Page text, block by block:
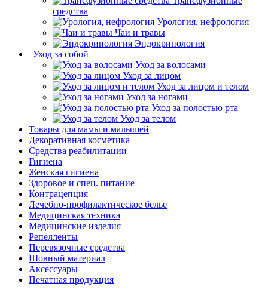
средства
Урология, нефрология
Чаи и травы
Эндокринология
Уход за собой
Уход за волосами
Уход за лицом
Уход за лицом и телом
Уход за ногами
Уход за полостью рта
Уход за телом
Товары для мамы и малышей
Декоративная косметика
Средства реабилитации
Гигиена
Женская гигиена
Здоровое и спец. питание
Контрацепция
Лечебно-профилактическое белье
Медицинская техника
Медицинские изделия
Репелленты
Перевязочные средства
Шовный материал
Аксессуары
Печатная продукция